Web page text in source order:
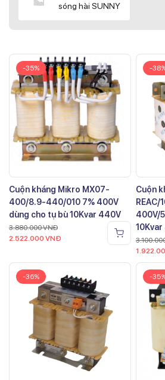
sóng hài SUNNY
-35%
Cuộn kháng Mikro MX07-
400/8.9-440/010 7% 400V
dùng cho tụ bù 10Kvar 440V
3.880.000VNĐ
2.522.000 VNĐ
-
Cuộn
REAC/
400V/
-36% -